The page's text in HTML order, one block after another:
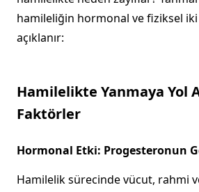
hamileliğin hormonal ve fiziksel
açıklanır:
Hamilelikte Yanmaya Yol
Faktörler
Hormonal Etki: Progesteronun
Hamilelik sürecinde vücut, rahmi